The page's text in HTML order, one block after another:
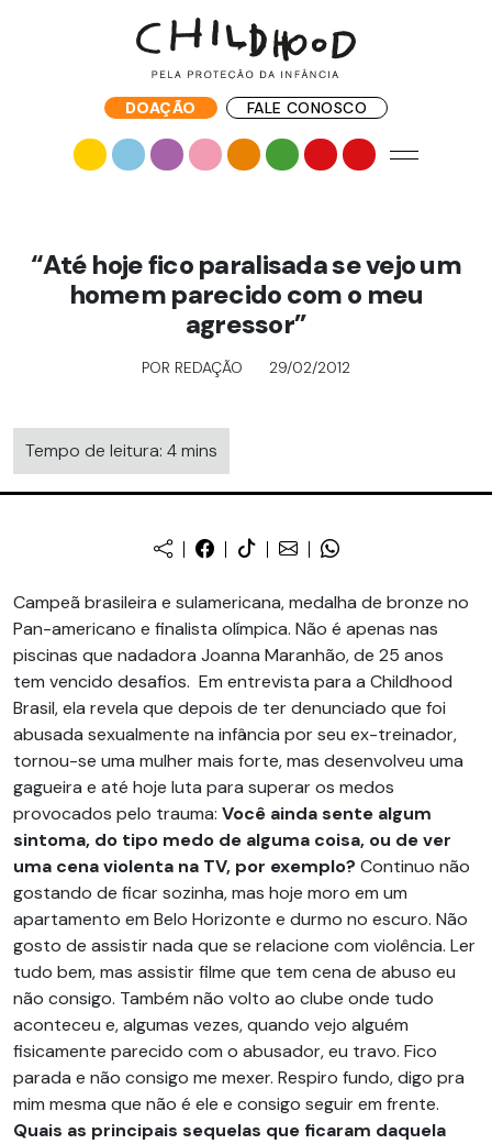
DOAÇÃO FALE CONOSCO
“Até hoje fico paralisada se vejo um
homem parecido com o meu
agressor”
POR REDAÇÃO 29/02/2012
Tempo de leitura: 4 mins
Campeã brasileira e sulamericana, medalha de bronze no
Pan-americano e finalista olímpica. Não é apenas nas
piscinas que nadadora Joanna Maranhão, de 25 anos
tem vencido desafios. Em entrevista para a Childhood
Brasil, ela revela que depois de ter denunciado que foi
abusada sexualmente na infância por seu ex-treinador,
tornou-se uma mulher mais forte, mas desenvolveu uma
gagueira e até hoje luta para superar os medos
provocados pelo trauma: Você ainda sente algum
sintoma, do tipo medo de alguma coisa, ou de ver
uma cena violenta na TV, por exemplo? Continuo não
gostando de ficar sozinha, mas hoje moro em um
apartamento em Belo Horizonte e durmo no escuro. Não
gosto de assistir nada que se relacione com violência. Ler
tudo bem, mas assistir filme que tem cena de abuso eu
não consigo. Também não volto ao clube onde tudo
aconteceu e, algumas vezes, quando vejo alguém
fisicamente parecido com o abusador, eu travo. Fico
parada e não consigo me mexer. Respiro fundo, digo pra
mim mesma que não é ele e consigo seguir em frente.
Quais as principais sequelas que ficaram daquela